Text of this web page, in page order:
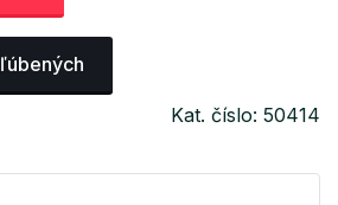
Kat. číslo: 50414